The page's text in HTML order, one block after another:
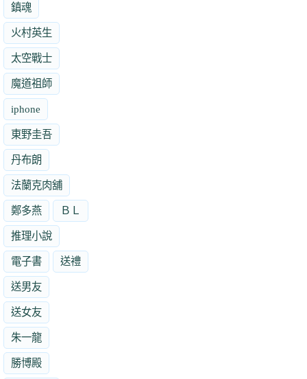
鎮魂
火村英生
太空戰士
魔道祖師
iphone
東野圭吾
丹布朗
法蘭克肉舖
鄭多燕 ＢＬ
推理小說
電子書 送禮
送男友
送女友
朱一龍
勝博殿